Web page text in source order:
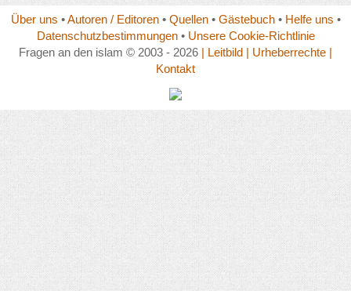
Über uns •Autoren / Editoren• Quellen• Gästebuch• Helfe uns •
Datenschutzbestimmungen• Unsere Cookie-Richtlinie
Fragen an den islam © 2003 - 2026
| Leitbild | Urheberrechte
Kontakt